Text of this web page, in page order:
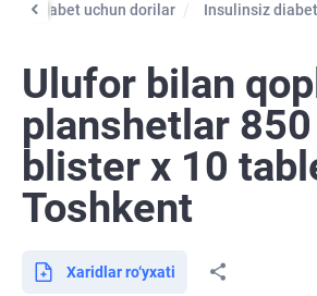
diabet uchun dorilar Insulinsiz
Ulufor bilan
planshetlar
blister х 10
Toshkent
Xaridlar ro‘yxati